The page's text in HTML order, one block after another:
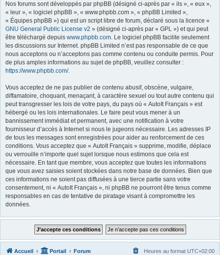
Nos forums sont développés par phpBB (désigné ci-après par « ils », « eux »,
« leur », « logiciel phpBB », « www.phpbb.com », « phpBB Limited »,
« Équipes phpBB ») qui est un script libre de forum, déclaré sous la licence «
GNU General Public License v2 » (désigné ci-après par « GPL ») et qui peut
être téléchargé depuis www.phpbb.com. Le logiciel phpBB facilite seulement
les discussions sur Internet. phpBB Limited n’est pas responsable de ce que
nous acceptons ou n’acceptons pas comme contenu ou conduite permis. Pour
de plus amples informations au sujet de phpBB, veuillez consulter :
https://www.phpbb.com/.
Vous acceptez de ne pas publier de contenu abusif, obscène, vulgaire,
diffamatoire, choquant, menaçant, à caractère sexuel ou tout autre contenu qui
peut transgresser les lois de votre pays, du pays où « AutoIt Français » est
hébergé ou les lois internationales. Le faire peut vous mener à un
bannissement immédiat et permanent, avec une notification à votre
fournisseur d’accès à Internet si nous le jugeons nécessaire. Les adresses IP
de tous les messages sont enregistrées pour aider au renforcement de ces
conditions. Vous acceptez que « AutoIt Français » supprime, modifie, déplace
ou verrouille n’importe quel sujet lorsque nous estimons que cela est
nécessaire. En tant que membre, vous acceptez que toutes les informations
que vous avez saisies soient stockées dans notre base de données. Bien que
ces informations ne soient pas diffusées à une tierce partie sans votre
consentement, ni « AutoIt Français », ni phpBB ne pourront être tenus comme
responsables en cas de tentative de piratage visant à compromettre les
données.
Accueil Portail Forum Heures au format UTC+02:00